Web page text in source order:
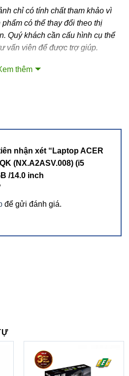
chỉ có tính chất tham khảo vì
có thể thay đổi theo thị
Quý khách cần cấu hình cụ thể
vấn viên để được trợ giúp.
hẹn sẽ là chiếc laptop gọn nhẹ,
người dùng bởi sức mạnh hiệu
lại từ bộ xử lý Intel thế hệ 11
thiết kế bên ngoài đơn giản
kim loại màu vàng đồng và chất
máy đã giúp giảm thiểu khối
đi mọi nơi. Người dùng hoàn
thêm
nhận xét “Laptop ACER
(NX.A2ASV.008) (i5
/14.0 inch
để gửi đánh giá.